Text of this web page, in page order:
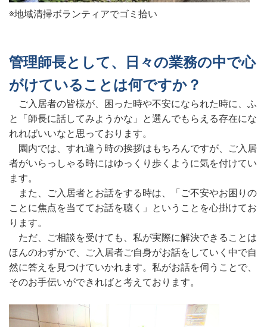
※地域清掃ボランティアでゴミ拾い
管理師長として、日々の業務の中で心
がけていることは何ですか？
ご入居者の皆様が、困った時や不安になられた時に、ふ
と「師長に話してみようかな」と選んでもらえる存在にな
れればいいなと思っております。
園内では、すれ違う時の挨拶はもちろんですが、ご入居
者がいらっしゃる時にはゆっくり歩くように気を付けてい
ます。
また、ご入居者とお話をする時は、「ご不安やお困りの
ことに焦点を当ててお話を聴く」ということを心掛けてお
ります。
ただ、ご相談を受けても、私が実際に解決できることは
ほんのわずかで、ご入居者ご自身がお話をしていく中で自
然に答えを見つけていかれます。私がお話を伺うことで、
そのお手伝いができればと考えております。